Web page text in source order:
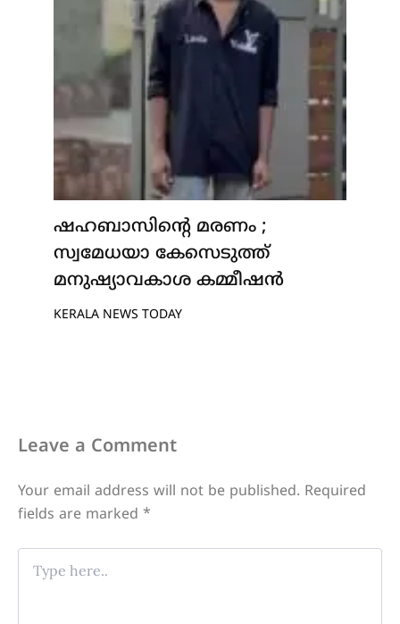
ഷഹബാസിന്റെ മരണം ;
സ്വമേധയാ കേസെടുത്ത്
മനുഷ്യാവകാശ കമ്മീഷൻ
KERALA NEWS TODAY
Leave a Comment
Your email address will not be published. Required
fields are marked *
Type
here..